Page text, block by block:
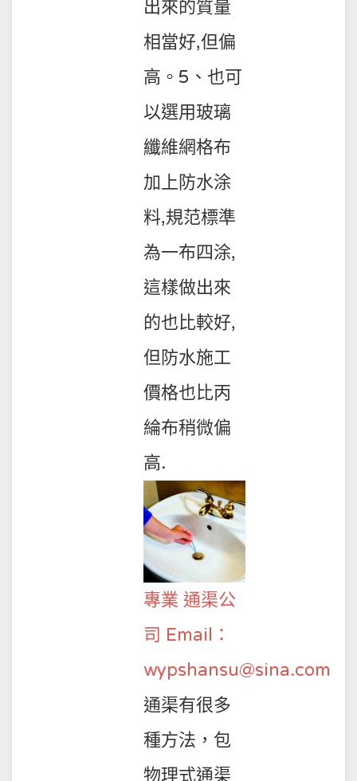
出來的質量
相當好,但偏
高。5、也可
以選用玻璃
纖維網格布
加上防水涂
料,規范標準
為一布四涂,
這樣做出來
的也比較好,
但防水施工
價格也比丙
綸布稍微偏
高.
專業 通渠公
司 Email：
wypshansu@sina.com
通渠有很多
種方法，包
物理式通渠